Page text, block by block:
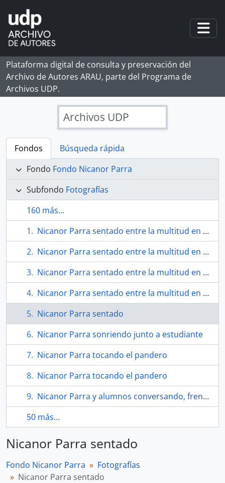
Skip to main content
Plataforma digital de consulta y preservación del
Archivo de Autores ARAU, parte del Programa de
Archivos UDP.
Archivos UDP
Fondos
Búsqueda rápida
Fondo Fondo Nicanor Parra
Subfondo Fotografías
160 más...
Nicanor Parra sentado entre la multitud en un evento
Nicanor Parra sentado entre la multitud en un evento
Nicanor Parra sentado entre la multitud en un evento
Nicanor Parra sentado entre la multitud en un evento
Nicanor Parra sentado
Nicanor Parra sonriendo junto a estudiante
Nicanor Parra tocando el pandero
Nicanor Parra tocando el pandero
Nicanor Parra y alumnos conversando, frente a pizarrón
50 más...
Nicanor Parra sentado
Fondo Nicanor Parra
Fotografías
Nicanor Parra sentado